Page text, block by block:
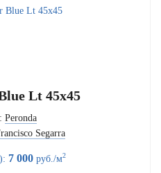
Lt 45x45
Peronda
Segarra
7 000руб./м2